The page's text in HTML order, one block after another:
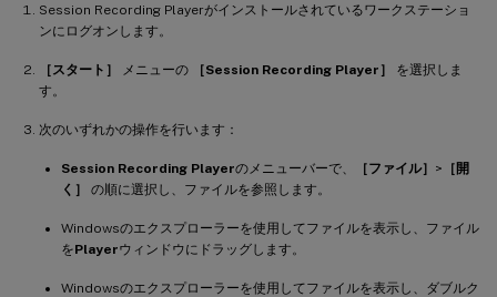
Session Recording Playerがインストールされているワークステーショ
ンにログオンします。
［スタート］ メニューの ［Session Recording Player］
を選択しま
す。
次のいずれかの操作を行います：
Session Recording Playerのメニューバーで、 ［ファイル］ > ［開
く］
の順に選択し、ファイルを参照します。
Windowsのエクスプローラーを使用してファイルを表示し、ファイル
をPlayerウィンドウにドラッグします。
Windowsのエクスプローラーを使用してファイルを表示し、ダブルク